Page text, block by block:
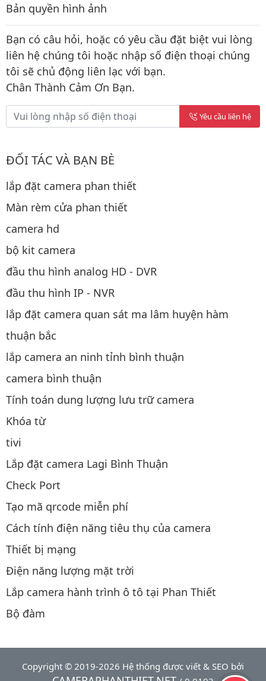
Bản quyền hình ảnh
Bạn có câu hỏi, hoặc có yêu cầu đặt biệt vui lòng
liên hệ chúng tôi hoặc nhập số điện thoại chúng
tôi sẽ chủ động liên lạc với bạn.
Chân Thành Cảm Ơn Bạn.
Yêu cầu liên hệ
ĐỐI TÁC VÀ BẠN BÈ
lắp đặt camera phan thiết
Màn rèm cửa phan thiết
camera hd
bộ kit camera
đầu thu hình analog HD - DVR
đầu thu hình IP - NVR
lắp đặt camera quan sát ma lâm huyện hàm
thuận bắc
lắp camera an ninh tỉnh bình thuận
camera bình thuận
Tính toán dung lượng lưu trữ camera
Khóa từ
tivi
Lắp đặt camera Lagi Bình Thuận
Check Port
Tạo mã qrcode miễn phí
Cách tính điện năng tiêu thụ của camera
Thiết bị mạng
Điện năng lượng mặt trời
Lắp camera hành trình ô tô tại Phan Thiết
Bộ đàm
Copyright © 2019-2026 Hệ thống được viết & SEO bởi